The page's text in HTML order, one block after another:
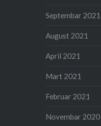
Septembar 2021
August 2021
April 2021
Mart 2021
Februar 2021
Novembar 2020